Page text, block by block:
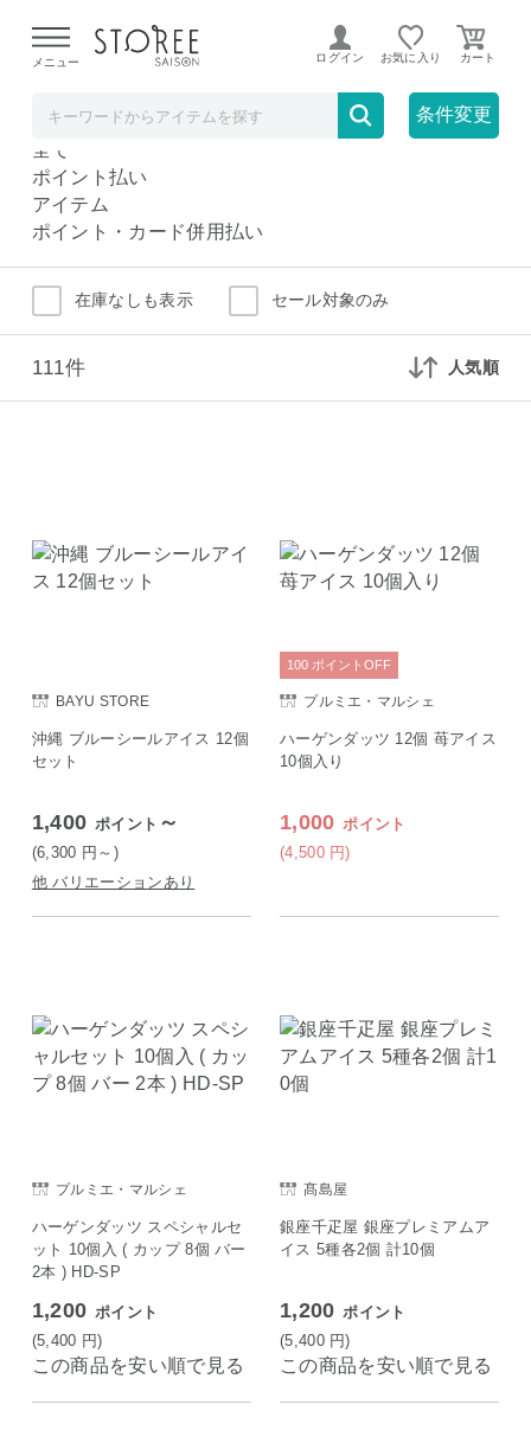
よる配送遅延が発生しております。
メニュー ログイン お気に入り
条件変更
アイスクリーム
アイスクリーム
全て
ポイント払い
アイテム
ポイント・カード併用払い
在庫なしも表示 セール対象のみ
111件 人気順
BAYU STORE
沖縄 ブルーシールアイス 12個
セット
1,400 ポイント ～
(6,300 円 ～)
他 バリエーションあり
プルミエ・マルシェ
ハーゲンダッツ 12個 苺アイス
10個入り
1,000 ポイント
(4,500 円)
100 ポイント OFF
プルミエ・マルシェ
ハーゲンダッツ スペシャルセ
ット 10個入 ( カップ 8個 バー
2本 ) HD-SP
1,200 ポイント
(5,400 円)
この商品を安い順で見る
髙島屋
銀座千疋屋 銀座プレミアムア
イス 5種各2個 計10個
1,200 ポイント
(5,400 円)
この商品を安い順で見る